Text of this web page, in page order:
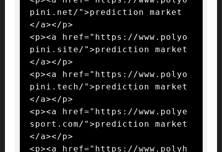
pini.net/">prediction market
</a></p>
<p><a href="https://www.polyo
pini.site/">prediction market
</a></p>
<p><a href="https://www.polyo
pini.tech/">prediction market
</a></p>
<p><a href="https://www.polye
sport.com/">prediction market
</a></p>
<p><a href="https://www.polyh